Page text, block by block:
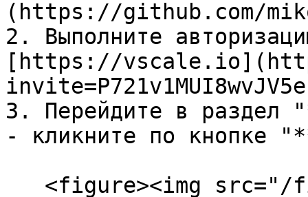
(https://github.com/
2. Выполните
[https://
3. Перейдите в
- кликните по кнопке